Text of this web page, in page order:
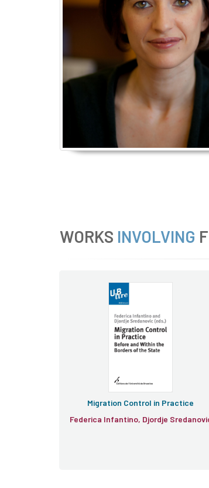
WORKS INVOLVING
Migration Control in Practice
Federica Infantino, Djordje